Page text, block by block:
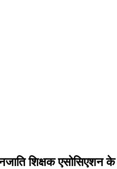
शिक्षक एसोसिएशन के